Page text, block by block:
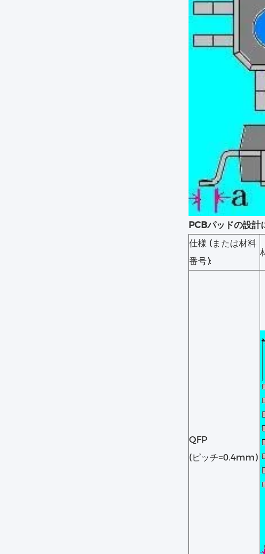
PCBパッドの設計
仕様 (または材料
番号):
QFP
(ピッチ=0.4mm)